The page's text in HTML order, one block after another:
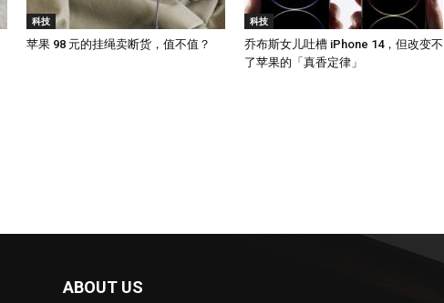
科技
苹果 98 元的挂绳卖断货，值不值？
科技
乔布斯女儿吐槽 iPhone 14，但改变不
了苹果的「真香定律」
ABOUT US